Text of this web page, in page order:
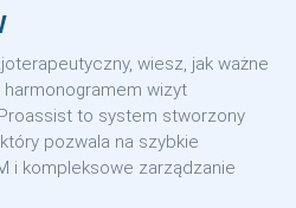
wiesz, jak ważne
wizyt
to system stworzony
pozwala na szybkie
i kompleksowe zarządzanie